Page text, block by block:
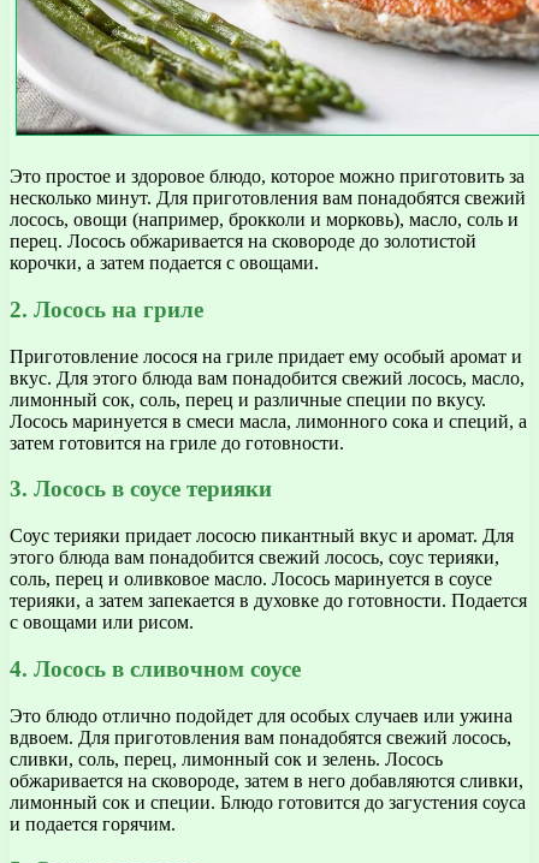
Это простое и здоровое блюдо, которое можно приготовить за
несколько минут. Для приготовления вам понадобятся свежий
лосось, овощи (например, брокколи и морковь), масло, соль и
перец. Лосось обжаривается на сковороде до золотистой
корочки, а затем подается с овощами.
2. Лосось на гриле
Приготовление лосося на гриле придает ему особый аромат и
вкус. Для этого блюда вам понадобится свежий лосось, масло,
лимонный сок, соль, перец и различные специи по вкусу.
Лосось маринуется в смеси масла, лимонного сока и специй, а
затем готовится на гриле до готовности.
3. Лосось в соусе терияки
Соус терияки придает лососю пикантный вкус и аромат. Для
этого блюда вам понадобится свежий лосось, соус терияки,
соль, перец и оливковое масло. Лосось маринуется в соусе
терияки, а затем запекается в духовке до готовности. Подается
с овощами или рисом.
4. Лосось в сливочном соусе
Это блюдо отлично подойдет для особых случаев или ужина
вдвоем. Для приготовления вам понадобятся свежий лосось,
сливки, соль, перец, лимонный сок и зелень. Лосось
обжаривается на сковороде, затем в него добавляются сливки,
лимонный сок и специи. Блюдо готовится до загустения соуса
и подается горячим.